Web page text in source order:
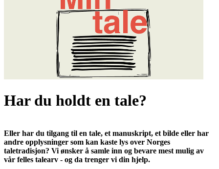
Har du holdt en tale?
Eller har du tilgang til en tale, et manuskript, et bilde eller har
andre opplysninger som kan kaste lys over Norges
taletradisjon? Vi ønsker å samle inn og bevare mest mulig av
vår felles talearv - og da trenger vi din hjelp.